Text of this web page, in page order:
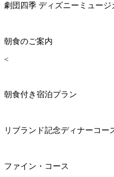
劇団四季 ディズニーミュー
朝食のご案内
<
朝食付き宿泊プラン
リブランド記念ディナーコー
ファイン・コース